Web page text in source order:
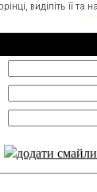
додати смайли